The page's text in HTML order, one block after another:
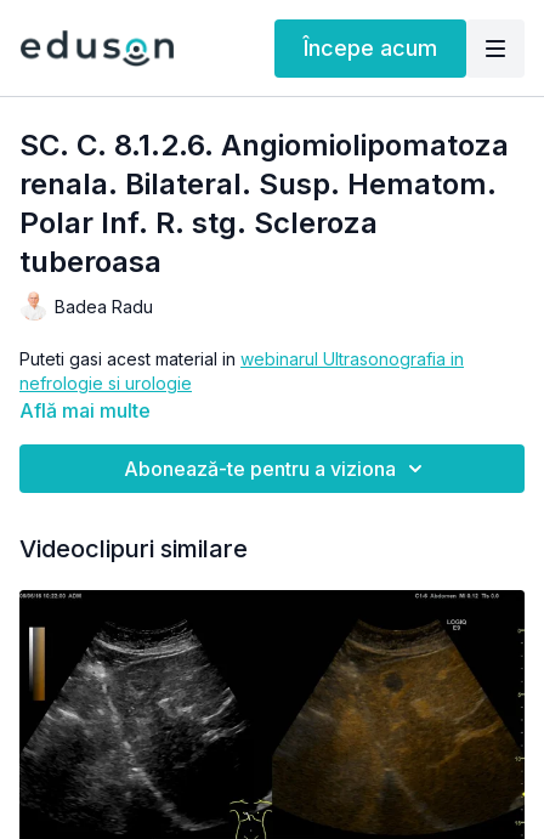
Începe acum
SC. C. 8.1.2.6. Angiomiolipomatoza
renala. Bilateral. Susp. Hematom.
Polar Inf. R. stg. Scleroza
tuberoasa
Badea Radu
Puteti gasi acest material in webinarul Ultrasonografia in
nefrologie si urologie
Află mai multe
Abonează-te pentru a viziona
Videoclipuri similare